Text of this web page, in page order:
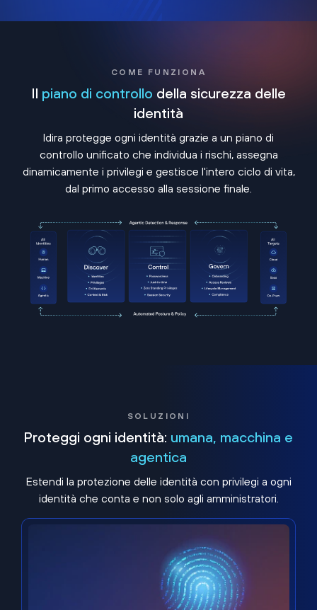
COME FUNZIONA
Il piano di controllo della sicurezza delle
identità
Idira protegge ogni identità grazie a un piano di
controllo unificato che individua i rischi, assegna
dinamicamente i privilegi e gestisce l'intero ciclo di vita,
dal primo accesso alla sessione finale.
SOLUZIONI
Proteggi ogni identità: umana, macchina e
agentica
Estendi la protezione delle identità con privilegi a ogni
identità che conta e non solo agli amministratori.